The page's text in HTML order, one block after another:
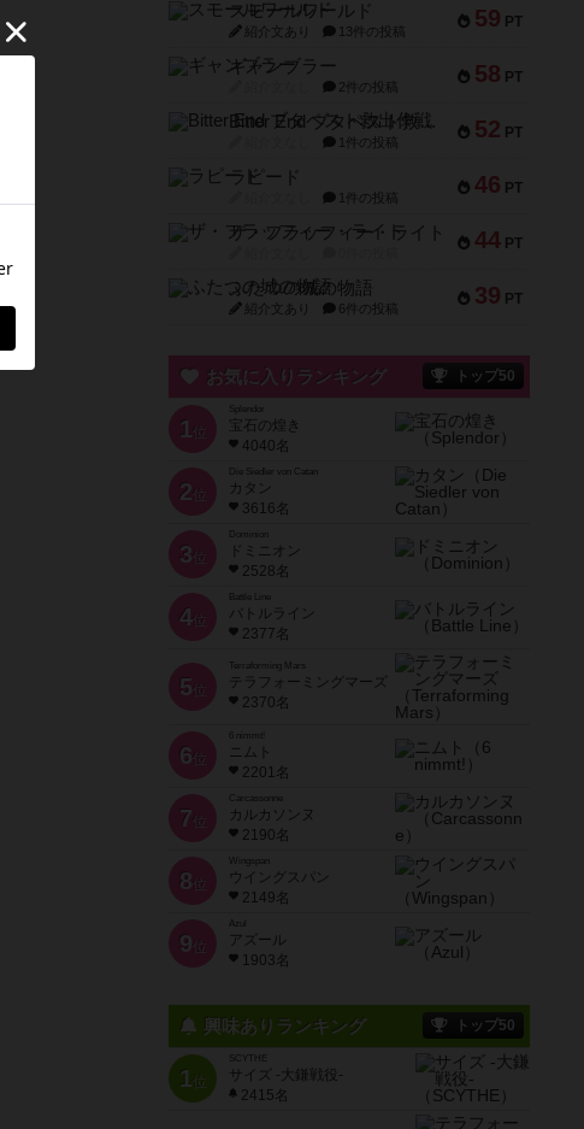
59 PT
スモールワールド
紹介文あり 13件の投稿
58 PT
ギャンブラー
2件の投稿
52 PT
Bitter End ブタペスト救出作戦
1件の投稿
46 PT
ラピード
1件の投稿
44 PT
ザ・フラッフィー・ライト
39 PT
ふたつの城の物語
紹介文あり 6件の投稿
お気に入りランキング トップ50
1 位
宝石の煌き
4040名
2 位
Die Siedler von Catan
カタン
3616名
3 位
ドミニオン
2528名
4位
Battle Line
バトルライン
2377名
5 位
Terraforming Mars
テラフォーミングマーズ
2370名
6 位
ニムト
2201名
7 位
Carcassonne
カルカソンヌ
2190名
8 位
Wingspan
ウイングスパン
2149名
9 位
Azul
アズール
1903名
興味ありランキング トップ50
1位
SCYTHE
サイズ -大鎌戦役-
2415名